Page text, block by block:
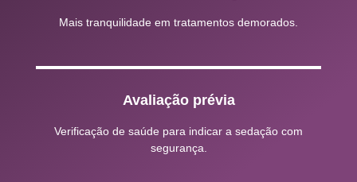
Mais tranquilidade em tratamentos demorados.
Avaliação prévia
Verificação de saúde para indicar a sedação com
segurança.